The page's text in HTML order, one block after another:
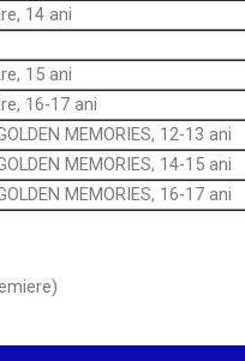
14 ani
15 ani
16-17 ani
MEMORIES, 12-13 ani
MEMORIES, 14-15 ani
MEMORIES, 16-17 ani